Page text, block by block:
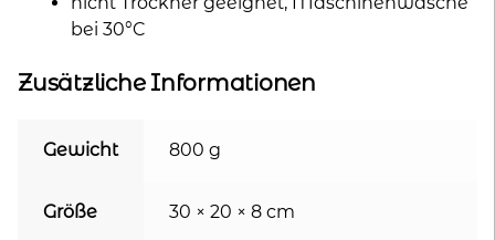
bei 30°C
Zusätzliche Informationen
Gewicht 800 g
Größe 30 × 20 × 8 cm